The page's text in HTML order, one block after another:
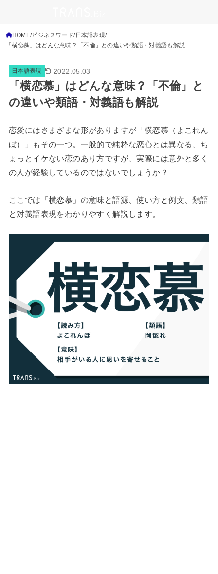
HOME ビジネスワード 日本語表現
「横恋慕」はどんな意味？「不倫」との違いや類語・対義語も解説
日本語表現 2022.05.03
「横恋慕」はどんな意味？「不倫」と
の違いや類語・対義語も解説
恋愛にはさまざまな形がありますが「横恋慕（よこれん
ぼ）」もその一つ。一般的で純粋な恋心とは異なる、ち
ょっとイケない恋のあり方ですが、実際には意外と多く
の人が経験しているのではないでしょうか？
ここでは「横恋慕」の意味と語源、使い方と例文、類語
と対義語表現をわかりやすく解説します。